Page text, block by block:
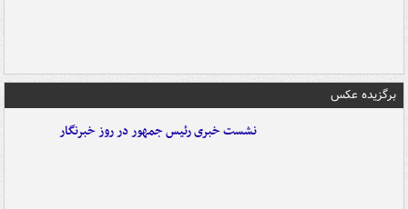
برگزیده عکس
نشست خبری رئیس جمهور در روز خبرنگار